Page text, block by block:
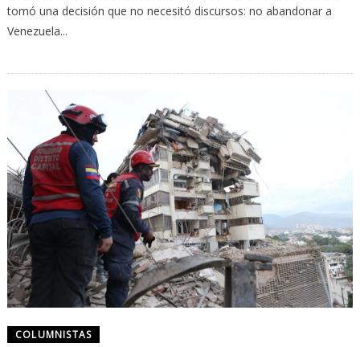
tomó una decisión que no necesitó discursos: no abandonar a
Venezuela...
COLUMNISTAS